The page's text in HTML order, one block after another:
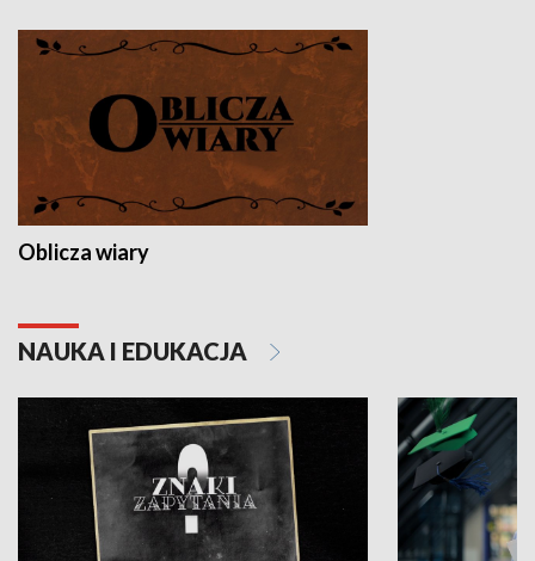
Oblicza wiary
NAUKA I EDUKACJA